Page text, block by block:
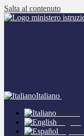
Salta al contenuto
Italiano
Italiano
English
Español